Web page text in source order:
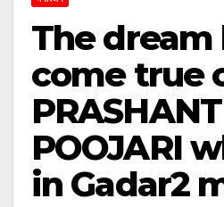
The dream
come true
PRASHANT
POOJARI
in Gadar2